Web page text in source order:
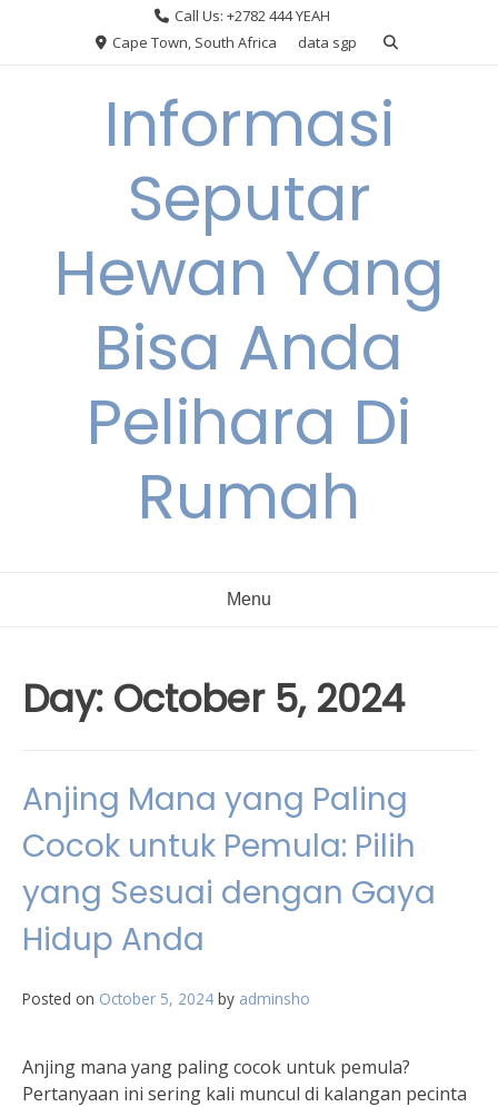
Call Us: +2782 444 YEAH
Cape Town, South Africa
data sgp
Informasi
Seputar
Hewan Yang
Bisa Anda
Pelihara Di
Rumah
Menu
Day: October 5, 2024
Anjing Mana yang Paling
Cocok untuk Pemula: Pilih
yang Sesuai dengan Gaya
Hidup Anda
Posted on October 5, 2024 by adminsho
Anjing mana yang paling cocok untuk pemula?
Pertanyaan ini sering kali muncul di kalangan pecinta